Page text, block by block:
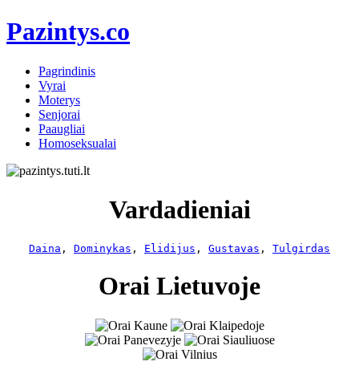
Pazintys.co
Pagrindinis
Vyrai
Moterys
Senjorai
Paaugliai
Homoseksualai
Vardadieniai
Daina , Dominykas , Elidijus , Gustavas , Tulgirdas
Orai Lietuvoje